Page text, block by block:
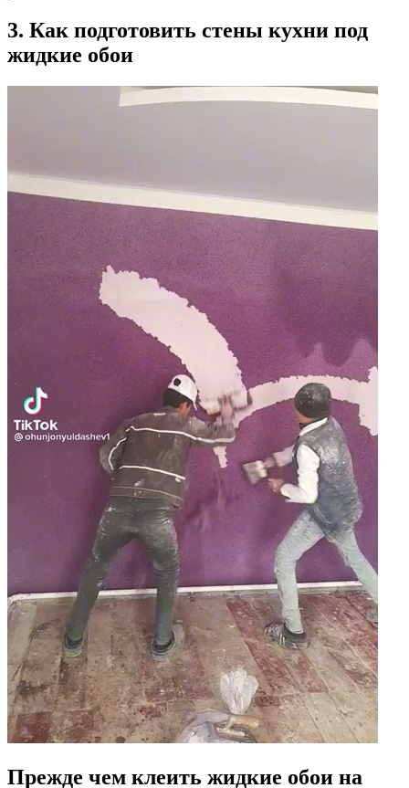
3. Как подготовить стены кухни под
жидкие обои
Прежде чем клеить жидкие обои на